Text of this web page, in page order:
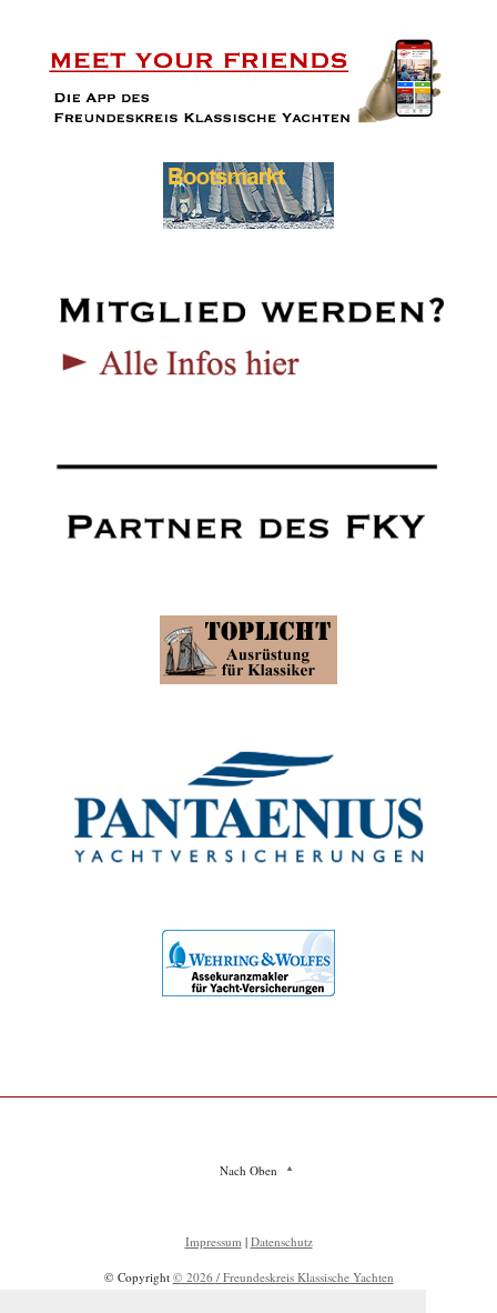
Nach Oben
Impressum | Datenschutz
© Copyright © 2026 / Freundeskreis Klassische Yachten